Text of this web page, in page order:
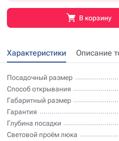
В корзину
Характеристики Описание
Посадочный размер
Способ открывания
Габаритный размер
Гарантия
Глубина посадки
Световой проём люка